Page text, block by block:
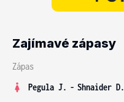
Zajímavé zápasy
Zápas
Pegula J. - Shnaider D.